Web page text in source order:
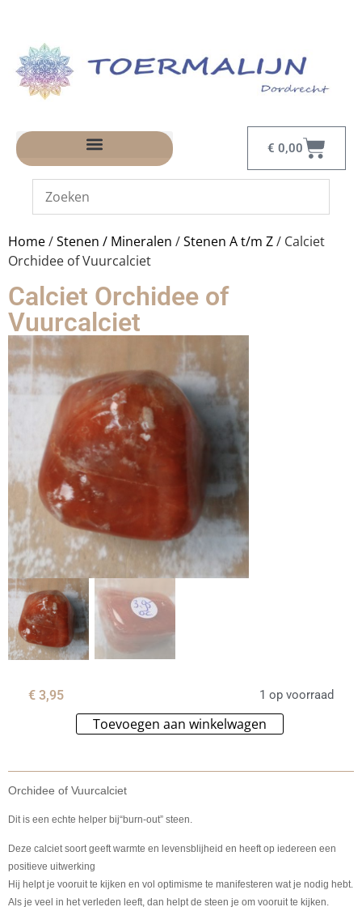
€ 0,00
Home/Stenen / Mineralen /Stenen A t/m Z/ Calciet
Orchidee of Vuurcalciet
Calciet Orchidee of
Vuurcalciet
€ 3,95 1 op voorraad
Toevoegen aan winkelwagen
Orchidee of Vuurcalciet
Dit is een echte helper bij“burn-out” steen.
Deze calciet soort geeft warmte en levensblijheid en heeft op iedereen een
positieve uitwerking
Hij helpt je vooruit te kijken en vol optimisme te manifesteren wat je nodig hebt.
Als je veel in het verleden leeft, dan helpt de steen je om vooruit te kijken.